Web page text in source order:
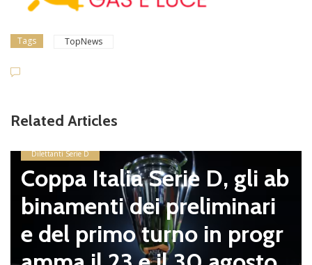
Tags TopNews
Related Articles
Dilettanti Serie D
Coppa Italia Serie D, gli ab
binamenti dei preliminari
e del primo turno in progr